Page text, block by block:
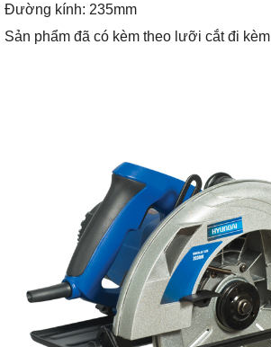
Đường kính: 235mm
Sản phẩm đã có kèm theo lưỡi cắt đi kèm